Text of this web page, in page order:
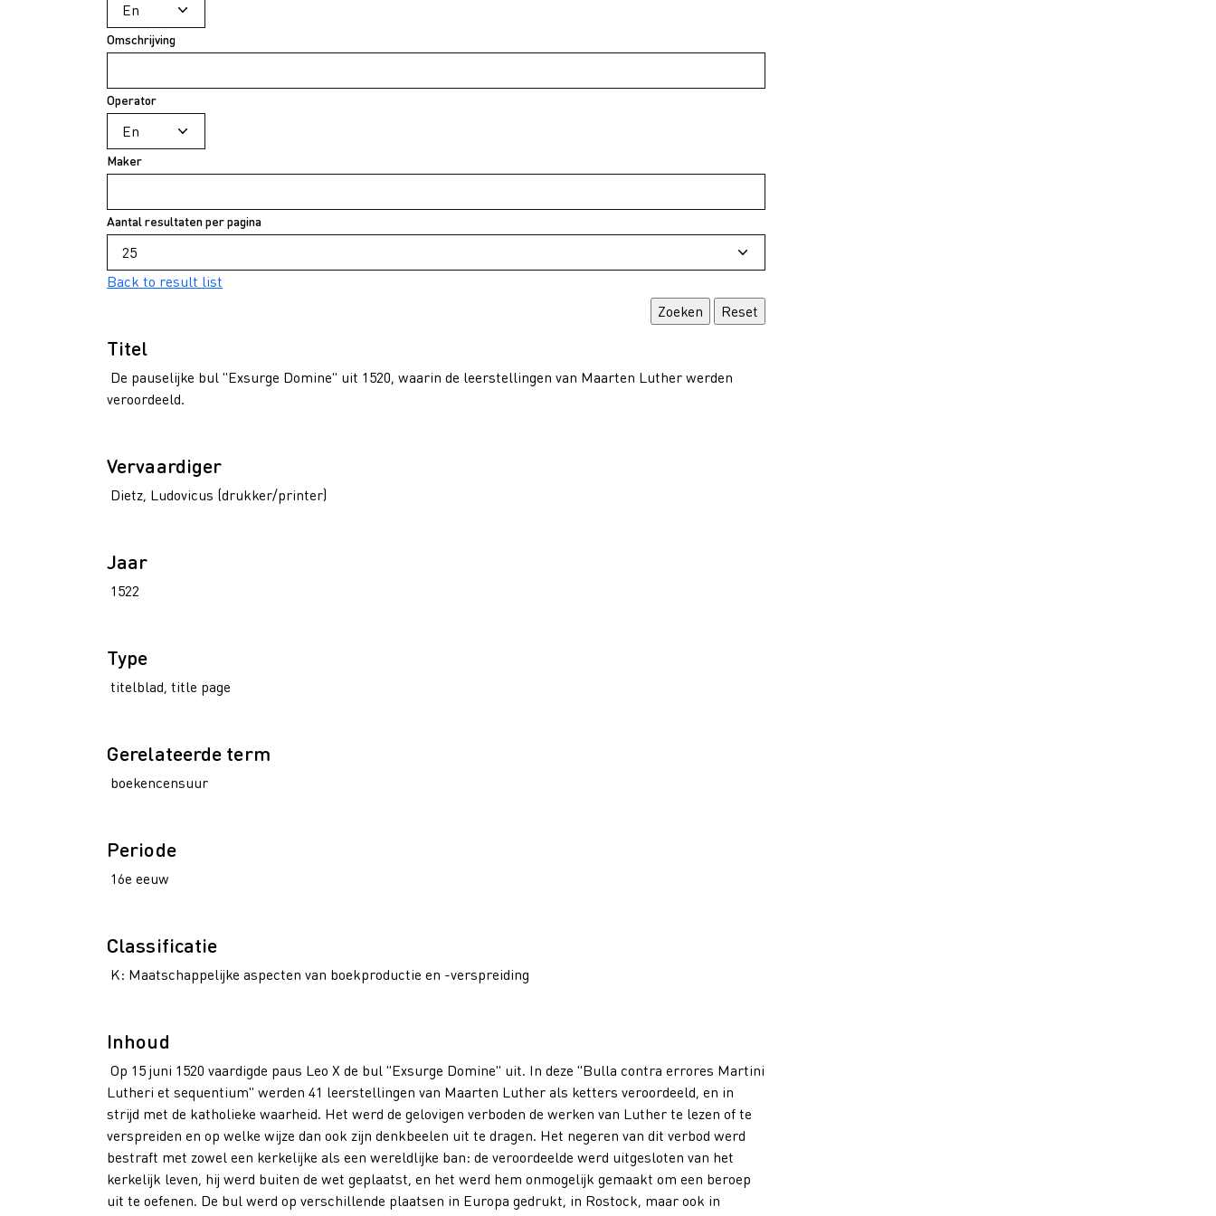
Omschrijving
Operator
Maker
Aantal resultaten per pagina
Back to result list
Titel
De pauselijke bul "Exsurge Domine" uit 1520, waarin de leerstellingen van Maarten Luther werden
veroordeeld.
Vervaardiger
Dietz, Ludovicus (drukker/printer)
Jaar
1522
Type
titelblad, title page
Gerelateerde term
boekencensuur
Periode
16e eeuw
Classificatie
K: Maatschappelijke aspecten van boekproductie en -verspreiding
Inhoud
Op 15 juni 1520 vaardigde paus Leo X de bul "Exsurge Domine" uit. In deze "Bulla contra errores Martini
Lutheri et sequentium" werden 41 leerstellingen van Maarten Luther als ketters veroordeeld, en in
strijd met de katholieke waarheid. Het werd de gelovigen verboden de werken van Luther te lezen of te
verspreiden en op welke wijze dan ook zijn denkbeelen uit te dragen. Het negeren van dit verbod werd
bestraft met zowel een kerkelijke als een wereldlijke ban: de veroordeelde werd uitgesloten van het
kerkelijk leven, hij werd buiten de wet geplaatst, en het werd hem onmogelijk gemaakt om een beroep
uit te oefenen. De bul werd op verschillende plaatsen in Europa gedrukt, in Rostock, maar ook in